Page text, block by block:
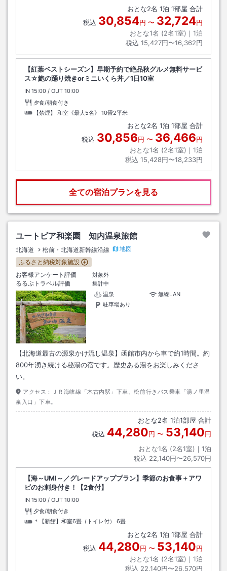
おとな2名 1泊 1部屋 合計
税込 30,854円 〜 32,724円
おとな1名 (2名1室)｜ 1泊
税込 15,427円〜16,362円
【紅葉ベストシーズン】早期予約で絶品秋グルメ無料サービ
ス☆鮑の踊り焼きorミニいくら丼／1日10室
IN チェックイン
15:00 / OUT チェックアウト
10:00
夕食/朝食付き
【禁煙】 和室《最大5名》
10畳2平米
おとな2名 1泊 1部屋 合計
税込 30,856円 〜 36,466円
おとな1名 (2名1室)｜ 1泊
税込 15,428円〜18,233円
全ての宿泊プランを見る
ユートピア和楽園 知内温泉旅館
北海道 松前・北海道新幹線沿線
地図
ふるさと納税対象施設
お客様アンケート評価
対象外
るるぶトラベル評価
集計中
温泉
無線LAN
駐車場あり
【北海道最古の源泉かけ流し温泉】函館市内から車で約1時間。約
800年湧き続ける秘湯の宿です。歴史ある湯をお楽しみくださ
い。
アクセス：
ＪＲ海峡線「木古内駅」下車、松前行きバス乗車「湯ノ里温
泉入口」下車。
おとな2名 1泊1部屋 合計
税込 44,280円 〜 53,140円
おとな1名 (2名1室)｜ 1泊
税込 22,140円〜26,570円
【海～UMI～／グレードアッププラン】季節のお食事＋アワ
ビのお刺身付き！【2食付】
IN チェックイン
15:00 / OUT チェックアウト
10:00
夕食/朝食付き
＊【新館】和室6畳（トイレ付）
6畳
おとな2名 1泊 1部屋 合計
税込 44,280円 〜 53,140円
おとな1名 (2名1室)｜ 1泊
税込 22,140円〜26,570円